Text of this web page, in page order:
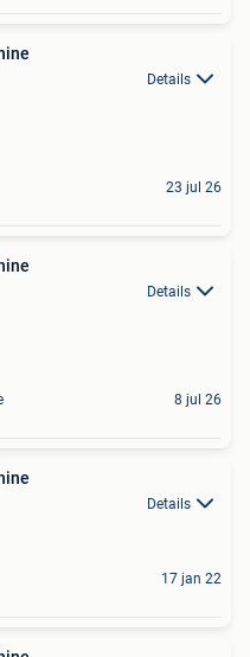
Details
23 jul 26
Details
8 jul 26
Details
17 jan 22